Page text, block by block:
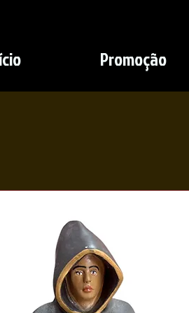
Promoção